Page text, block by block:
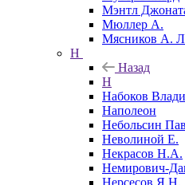
Мэнтл
Мюллер А.
Мясников А.
Н
Назад
Н
Набоков
Наполеон
Небольсин
Неволиной Е.
Некрасов Н.А.
Немирович-
Нерсесов Я.Н.